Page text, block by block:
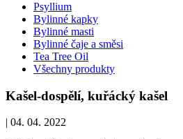
Psyllium
Bylinné kapky
Bylinné masti
Bylinné čaje a směsi
Tea Tree Oil
Všechny produkty
Kašel-dospělí, kuřácký kašel
| 04. 04. 2022